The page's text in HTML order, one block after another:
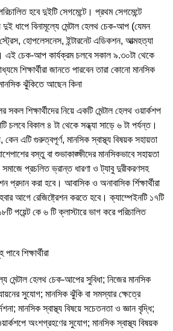
হবে দুইটি সেগমেন্টে। প্রথম সেগমেন্টে
দুই ধাপে বিনামূল্যে মেন্টাল হেলথ চেক-আপ (যেমন
হোপলেসনেস, ইন্টারনেট এডিকশন, আত্মহত্যা
এই চেক-আপ কার্যক্রম চলবে সকাল ৯.৩০টা থেকে
শিক্ষার্থীরা জানতে পারবেন তারা কোনো মানসিক
ঝুঁকিতে আছেন কিনা
সকল শিক্ষার্থীদের নিয়ে একটি মেন্টাল হেলথ ওয়ার্কশপ
বিকাল ৪ টা থেকে সন্ধ্যা সাড়ে ৬ টা পর্যন্ত।
কেন এটি গুরুত্বপূর্ণ, মানসিক স্বাস্থ্য বিষয়ক সহায়তা
বস্তু বা শুভাকাঙ্ক্ষীদের মানসিকভাবে সহায়তা
সমাজে প্রচলিত ভ্রান্ত ধারণা ও ট্যাবু দুরীকরণসহ
করা হবে। আবাসিক ও অনাবাসিক র্শিক্ষার্থীরা
আগে রেজিষ্ট্রেশন করতে হবে। ক্যাম্পেইনটি ১৭টি
পয়েন্ট কে ৬ টি ক্লাস্টারে ভাগ করে পরিচালিত
শিক্ষার্থীরা
মেন্টাল হেলথ চেক-আপের সুবিধা; নিজের মানসিক
সুযোগ; মানসিক ঝুঁকি বা সমস্যার ক্ষেত্রে
মানসিক স্বাস্থ্য বিষয়ে সচেতনতা ও জ্ঞান বৃদ্ধি;
অংশগ্রহণের সুযোগ; মানসিক স্বাস্থ্য বিষয়ক